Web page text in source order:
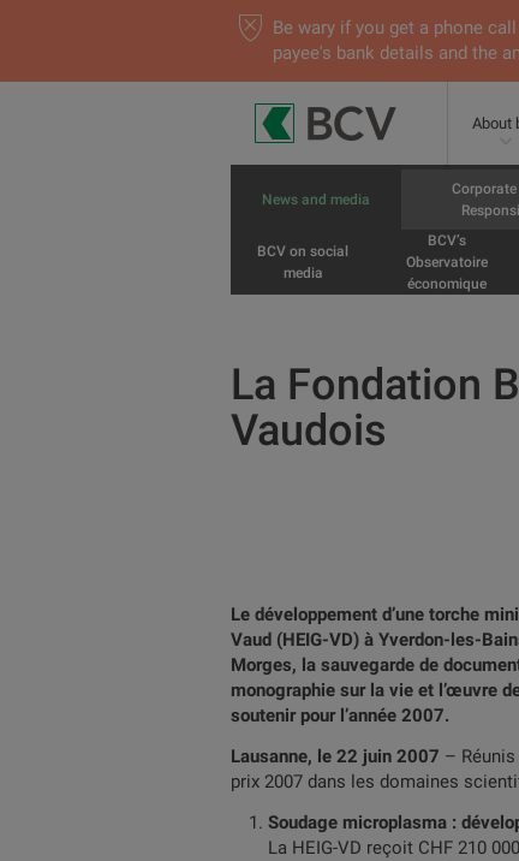
Be wary if you get a phone
payee's bank details and the
About
News and media
BCV on social
media
BCV’s
Observatoire
économique
Corporate
La Fondation
Vaudois
Le développement d’une torche
Vaud (HEIG-VD) à Yverdon-les-
Morges, la sauvegarde de
monographie sur la vie et l’œuvre
soutenir pour l’année 2007.
Lausanne, le 22 juin 2007 –
prix 2007 dans les domaines
Soudage microplasma :
La HEIG-VD reçoit CHF 210